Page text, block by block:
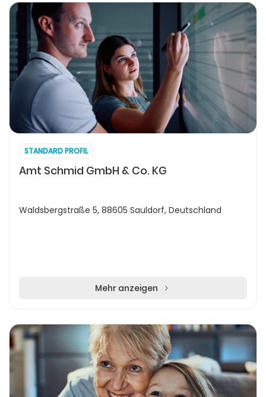
STANDARD PROFIL
Amt Schmid GmbH & Co. KG
Waldsbergstraße 5, 88605 Sauldorf, Deutschland
Mehr anzeigen